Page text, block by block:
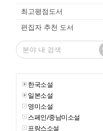
최고평점도서
편집자 추천 도서
한국소설
일본소설
영미소설
스페인/중남미소설
프랑스소설